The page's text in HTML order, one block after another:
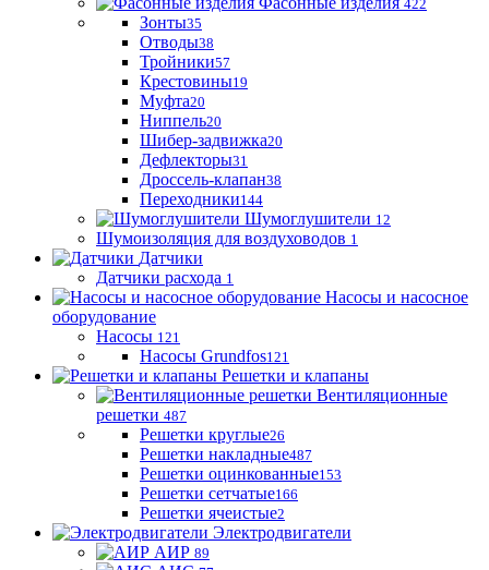
422
Зонты35
Отводы38
Тройники57
Крестовины19
Муфта20
Ниппель20
Шибер-задвижка20
Дефлекторы31
Дроссель-клапан38
Переходники144
Шумоглушители 12
Шумоизоляция для воздуховодов 1
Датчики
Датчики расхода 1
Насосы и насосное
оборудование
Насосы 121
Насосы Grundfos121
Решетки и клапаны
Вентиляционные
решетки 487
Решетки круглые26
Решетки накладные487
Решетки оцинкованные153
Решетки сетчатые166
Решетки ячеистые2
Электродвигатели
АИР 89